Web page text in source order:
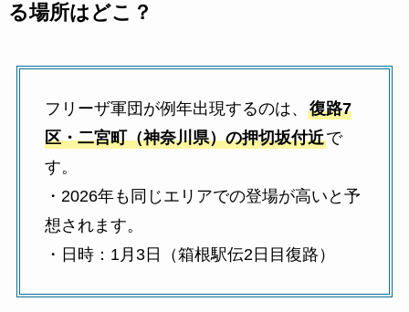
る場所はどこ？
フリーザ軍団が例年出現するのは、 復路7
区・二宮町（神奈川県）の押切坂付近で
す。
・2026年も同じエリアでの登場が高いと予
想されます。
・日時：1月3日（箱根駅伝2日目復路）